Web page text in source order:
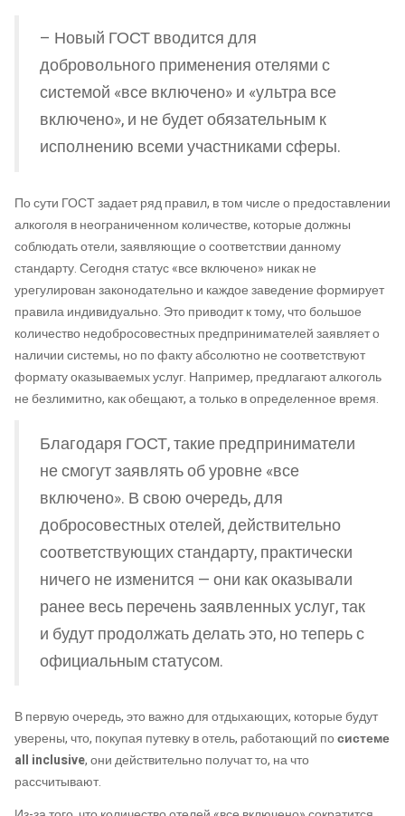
– Новый ГОСТ вводится для
добровольного применения отелями с
системой «все включено» и «ультра все
включено», и не будет обязательным к
исполнению всеми участниками сферы.
По сути ГОСТ задает ряд правил, в том числе о предоставлении
алкоголя в неограниченном количестве, которые должны
соблюдать отели, заявляющие о соответствии данному
стандарту. Сегодня статус «все включено» никак не
урегулирован законодательно и каждое заведение формирует
правила индивидуально. Это приводит к тому, что большое
количество недобросовестных предпринимателей заявляет о
наличии системы, но по факту абсолютно не соответствуют
формату оказываемых услуг. Например, предлагают алкоголь
не безлимитно, как обещают, а только в определенное время.
Благодаря ГОСТ, такие предприниматели
не смогут заявлять об уровне «все
включено». В свою очередь, для
добросовестных отелей, действительно
соответствующих стандарту, практически
ничего не изменится — они как оказывали
ранее весь перечень заявленных услуг, так
и будут продолжать делать это, но теперь с
официальным статусом.
В первую очередь, это важно для отдыхающих, которые будут
уверены, что, покупая путевку в отель, работающий посистеме
all inclusive, они действительно получат то, на что
рассчитывают.